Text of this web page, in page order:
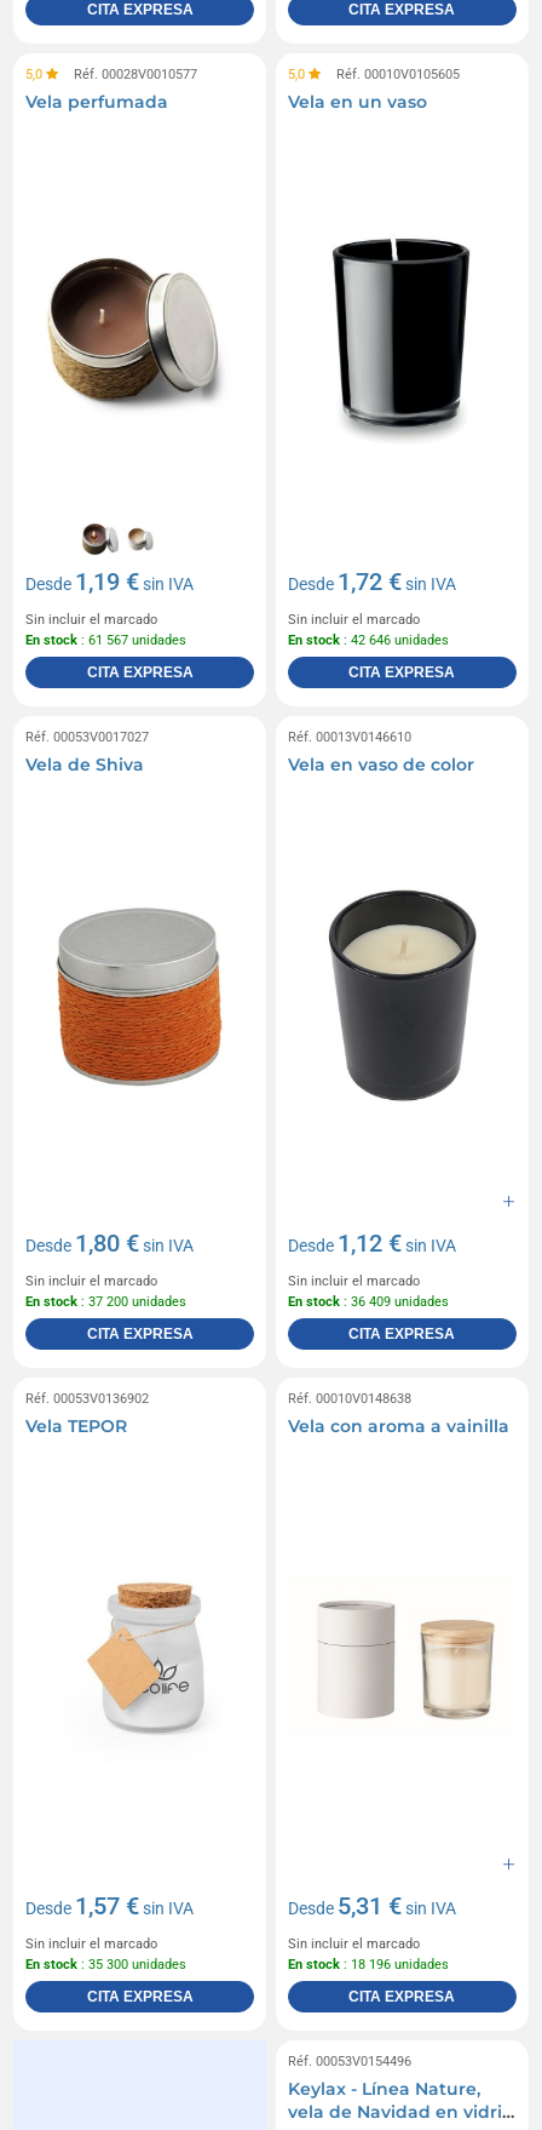
CITA EXPRESA CITA EXPRESA
5,0 Réf. 00028V0010577
Vela perfumada
Desde 1,19 €sin IVA
Sin incluir el marcado
En stock : 61 567 unidades
CITA EXPRESA
5,0 Réf. 00010V0105605
Vela en un vaso
Desde 1,72 €sin IVA
Sin incluir el marcado
En stock : 42 646 unidades
CITA EXPRESA
Réf. 00053V0017027
Vela de Shiva
Desde 1,80 €sin IVA
Sin incluir el marcado
En stock : 37 200 unidades
CITA EXPRESA
Réf. 00013V0146610
Vela en vaso de color
Desde 1,12 €sin IVA
Sin incluir el marcado
En stock : 36 409 unidades
CITA EXPRESA
Réf. 00053V0136902
Vela TEPOR
Desde 1,57 €sin IVA
Sin incluir el marcado
En stock : 35 300 unidades
CITA EXPRESA
Réf. 00010V0148638
Vela con aroma a vainilla
Desde 5,31 €sin IVA
Sin incluir el marcado
En stock : 18 196 unidades
CITA EXPRESA
Réf. 00053V0154496
Keylax - Línea Nature,
vela de Navidad en vidrio